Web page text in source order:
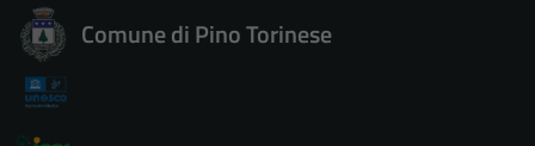
Comune di Pino Torinese